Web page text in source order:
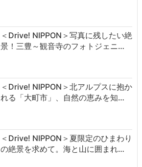
＜Drive! NIPPON＞写真に残したい絶
景！三豊～観音寺のフォトジェニ…
＜Drive! NIPPON＞北アルプスに抱か
れる「大町市」、自然の恵みを知…
＜Drive! NIPPON＞夏限定のひまわり
の絶景を求めて。海と山に囲まれ…